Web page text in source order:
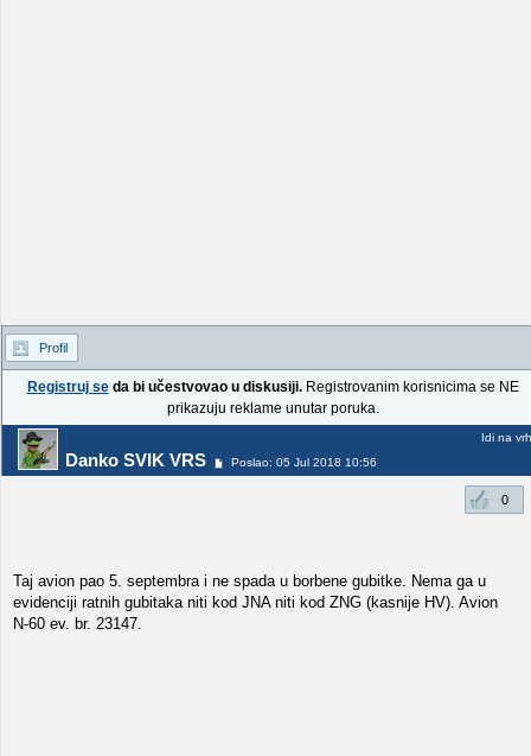
Profil
Registruj seda bi učestvovao u diskusiji.Registrovanim korisnicima se NE
prikazuju reklame unutar poruka.
Danko SVIK VRS Poslao: 05 Jul 2018 10:56
Idi na vrh
0
Taj avion pao 5. septembra i ne spada u borbene gubitke. Nema ga u
evidenciji ratnih gubitaka niti kod JNA niti kod ZNG (kasnije HV). Avion
N-60 ev. br. 23147.